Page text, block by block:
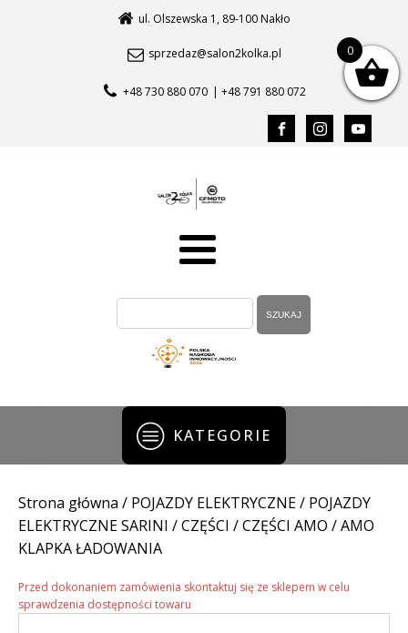
ul. Olszewska 1, 89-100 Nakło
sprzedaz@salon2kolka.pl
+48 730 880 070 | +48 791 880 072
KATEGORIE
Strona główna / POJAZDY ELEKTRYCZNE/ POJAZDY
ELEKTRYCZNE SARINI /CZĘŚCI /CZĘŚCI AMO / AMO
KLAPKA ŁADOWANIA
Przed dokonaniem zamówienia skontaktuj się ze sklepem w celu
sprawdzenia dostępności towaru
0